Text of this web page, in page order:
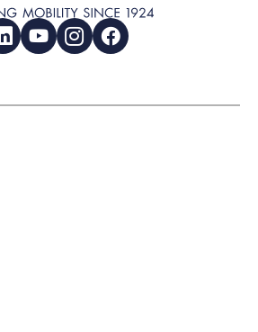
LinkedInYouTubeInstagramFacebook